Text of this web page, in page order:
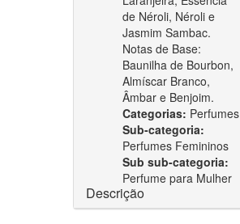
de Néroli, Néroli e
Jasmim Sambac.
Notas de Base:
Baunilha de Bourbon,
Almíscar Branco,
Âmbar e Benjoim.
Categorias: Perfumes
Sub-categoria:
Perfumes Femininos
Sub sub-categoria:
Perfume para Mulher
Descrição